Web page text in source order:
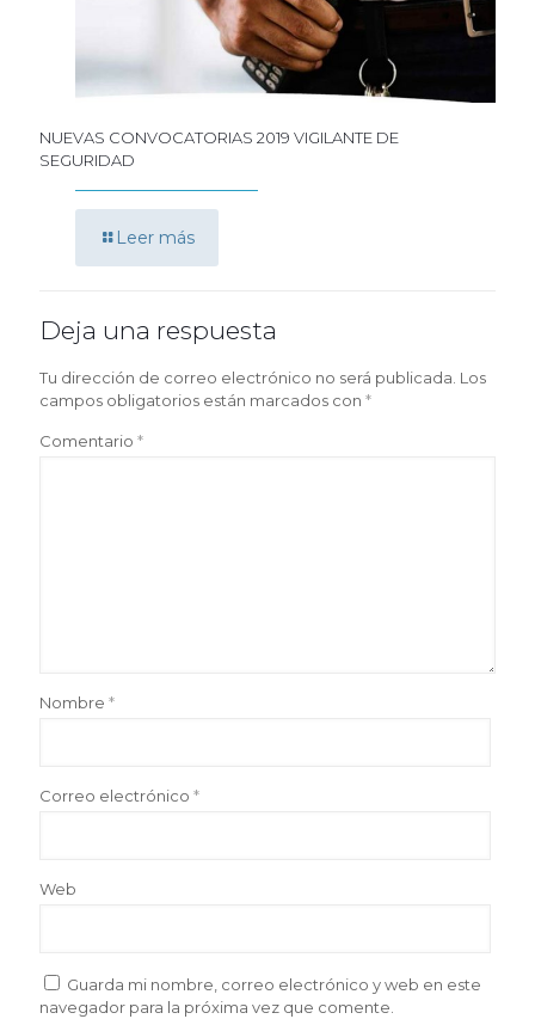
NUEVAS CONVOCATORIAS 2019 VIGILANTE DE
SEGURIDAD
Leer más
Deja una respuesta
Tu dirección de correo electrónico no será publicada. Los
campos obligatorios están marcados con *
Comentario *
Nombre *
Correo electrónico *
Web
Guarda mi nombre, correo electrónico y web en este
navegador para la próxima vez que comente.